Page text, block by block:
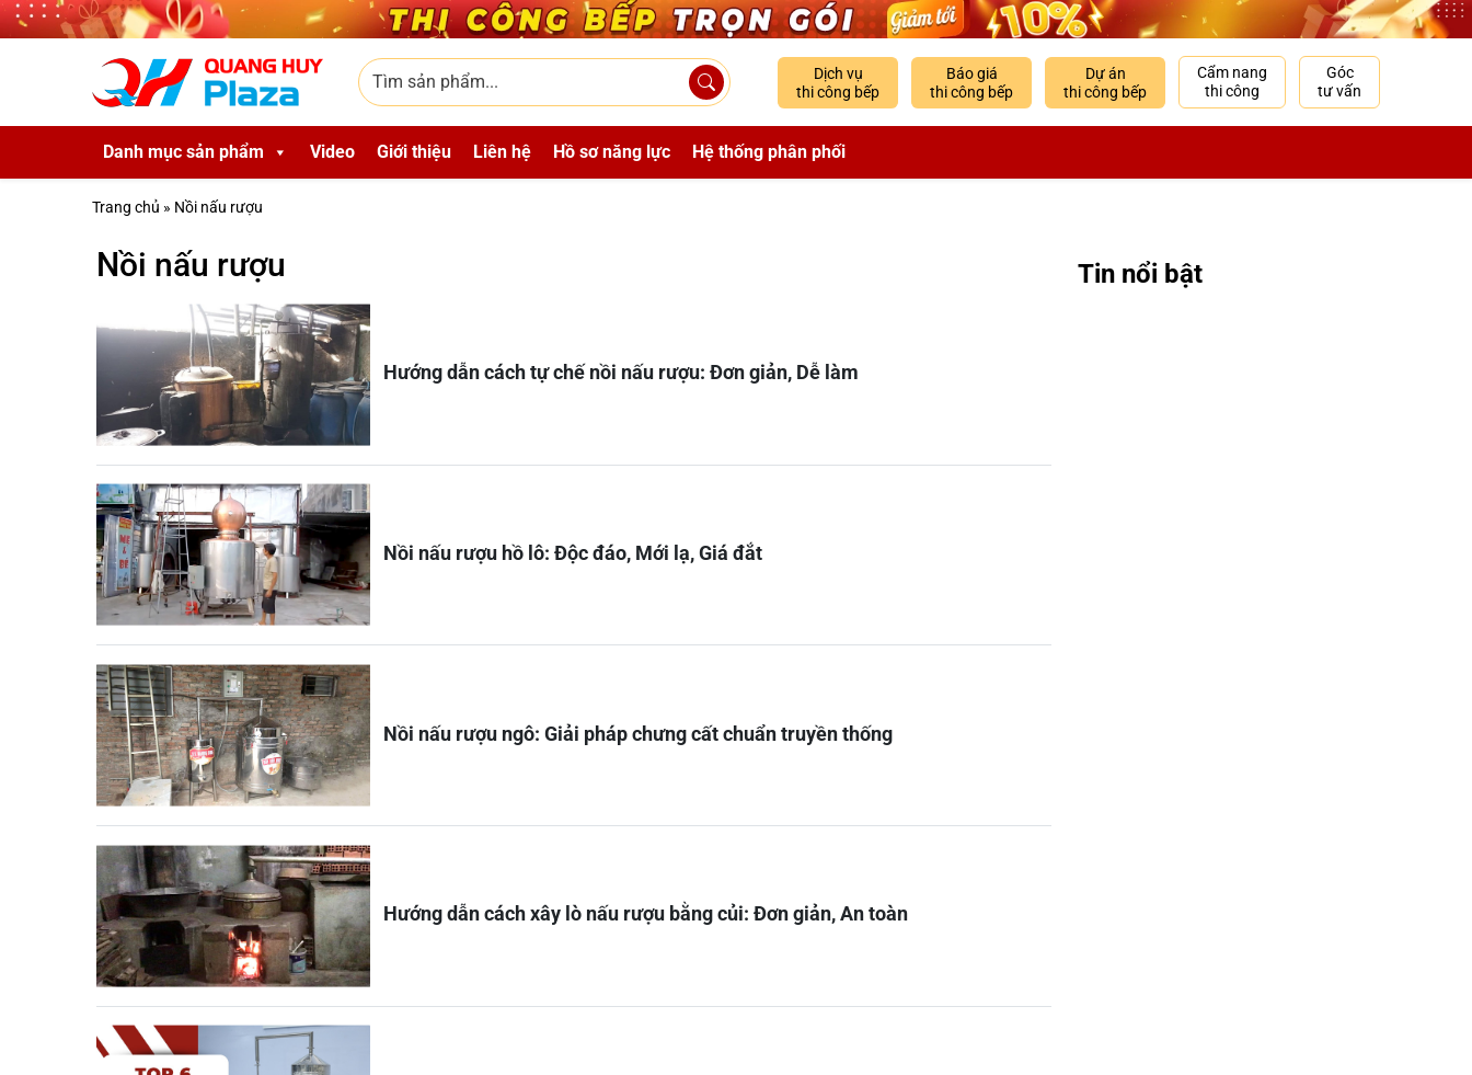
Skip to main content
Tìm sản phẩm
Dịch vụ
thi công bếp
Báo giá
thi công bếp
Dự án
thi công bếp
Cẩm nang
thi công
Góc
tư vấn
Danh mục sản phẩm Video Giới thiệu Liên hệ Hồ sơ năng lực Hệ thống phân phối
Trang chủ » Nồi nấu rượu
Nồi nấu rượu
Hướng dẫn cách tự chế nồi nấu rượu: Đơn giản, Dễ làm
Nồi nấu rượu hồ lô: Độc đáo, Mới lạ, Giá đắt
Nồi nấu rượu ngô: Giải pháp chưng cất chuẩn truyền thống
Hướng dẫn cách xây lò nấu rượu bằng củi: Đơn giản, An toàn
Tin nổi bật